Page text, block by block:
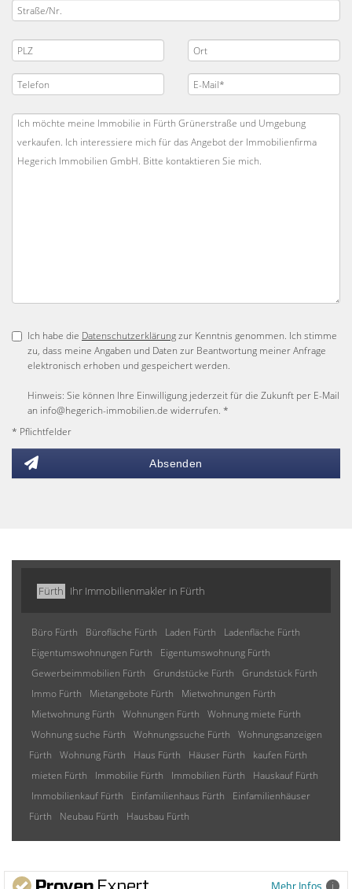
Ich habe die Datenschutzerklärungzur Kenntnis genommen. Ich stimme
zu, dass meine Angaben und Daten zur Beantwortung meiner Anfrage
elektronisch erhoben und gespeichert werden.
Hinweis: Sie können Ihre Einwilligung jederzeit für die Zukunft per E-Mail
an info@hegerich-immobilien.de widerrufen. *
* Pflichtfelder
Absenden
Fürth Ihr Immobilienmakler in Fürth
Büro Fürth Bürofläche Fürth Laden Fürth
Ladenfläche Fürth
Eigentumswohnungen Fürth
Eigentumswohnung Fürth
Gewerbeimmobilien Fürth
Grundstücke Fürth
Grundstück Fürth
Immo Fürth
Mietangebote Fürth
Mietwohnungen Fürth
Mietwohnung Fürth
Wohnungen Fürth
Wohnung miete Fürth
Wohnung suche Fürth
Wohnungssuche Fürth
Wohnungsanzeigen
Fürth
Wohnung Fürth Haus Fürth Häuser Fürth
kaufen Fürth
mieten Fürth
Immobilie Fürth Immobilien Fürth
Hauskauf Fürth
Immobilienkauf Fürth
Einfamilienhaus Fürth
Einfamilienhäuser
Fürth
Neubau Fürth Hausbau Fürth
Mehr Infos